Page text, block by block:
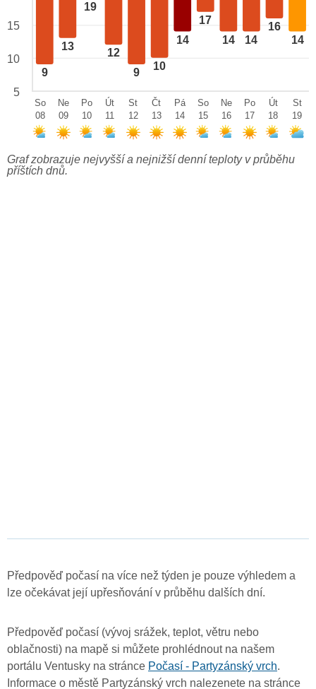
9
13
19
12
9
10
14
17
14 14
16
14
15
10
5
So
08
Ne
09
Po
10
Út
11
St
12
Čt
13
Pá
14
So
15
Ne
16
Po
17
Út
18
St
19
Graf zobrazuje nejvyšší a nejnižší denní teploty v průběhu
příštích dnů.
Předpověď počasí na více než týden je pouze výhledem a
lze očekávat její upřesňování v průběhu dalších dní.
Předpověď počasí (vývoj srážek, teplot, větru nebo
oblačnosti) na mapě si můžete prohlédnout na našem
portálu Ventusky na stránce Počasí - Partyzánský vrch.
Informace o městě Partyzánský vrch nalezenete na stránce